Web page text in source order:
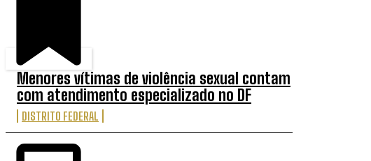
Menores vítimas de violência sexual contam
com atendimento especializado no DF
DISTRITO FEDERAL